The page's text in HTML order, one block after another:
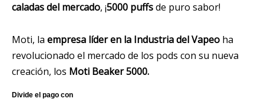
caladas del mercado, ¡5000 puffsde puro sabor!
Moti, la empresa líder en la Industria del Vapeo ha
revolucionado el mercado de los pods con su nueva
creación, los Moti Beaker 5000.